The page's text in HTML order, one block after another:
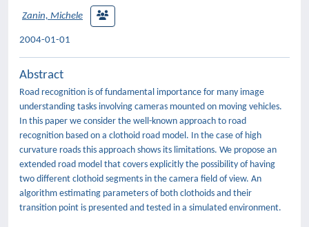
Zanin, Michele
2004-01-01
Abstract
Road recognition is of fundamental importance for many image
understanding tasks involving cameras mounted on moving vehicles.
In this paper we consider the well-known approach to road
recognition based on a clothoid road model. In the case of high
curvature roads this approach shows its limitations. We propose an
extended road model that covers explicitly the possibility of having
two different clothoid segments in the camera field of view. An
algorithm estimating parameters of both clothoids and their
transition point is presented and tested in a simulated environment.